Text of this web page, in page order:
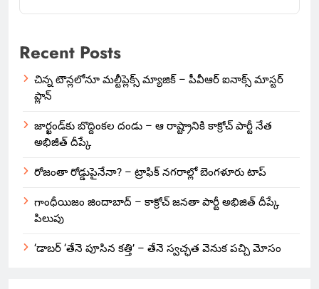
Recent Posts
చిన్న టౌన్లలోనూ మల్టీప్లెక్స్‌ మ్యాజిక్ – పీవీఆర్ ఐనాక్స్ మాస్టర్
ప్లాన్
జార్ఖండ్‌కు బొద్దింకల దండు – ఆ రాష్ట్రానికి కాక్రోచ్ పార్టీ నేత
అభిజీత్ దీప్కే
రోజంతా రోడ్డుపైనేనా? – ట్రాఫిక్ నగరాల్లో బెంగళూరు టాప్
గాంధీయిజం జిందాబాద్ – కాక్రోచ్ జనతా పార్టీ అభిజిత్ దీప్కే
పిలుపు
‘డాబర్ ‘తేనె పూసిన కత్తి’ – తేనె స్వచ్ఛత వెనుక పచ్చి మోసం